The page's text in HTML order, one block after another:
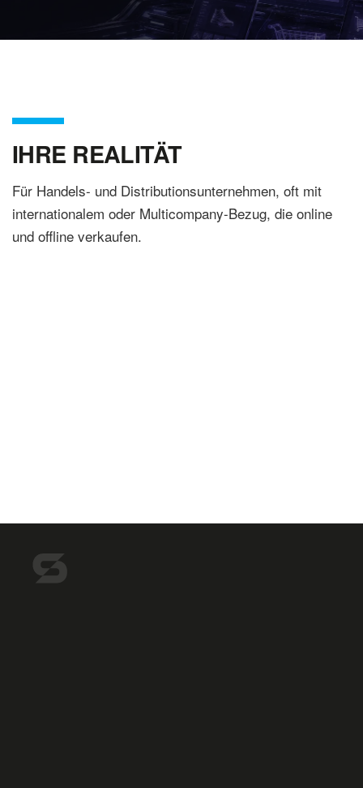
IHRE REALITÄT
Für Handels- und Distributionsunternehmen, oft mit
internationalem oder Multicompany-Bezug, die online
und offline verkaufen.